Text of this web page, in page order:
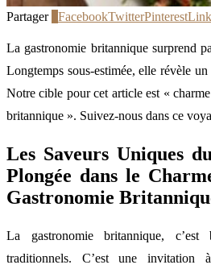
Partager FacebookTwitterPinterest
La gastronomie britannique surprend
Longtemps sous-estimée, elle révèle
Notre cible pour cet article est «
britannique ». Suivez-nous dans ce
Les Saveurs Uniques
Plongée dans le
Gastronomie
La gastronomie britannique,
traditionnels. C’est une invitation